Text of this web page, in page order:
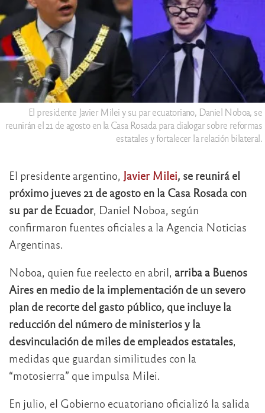
El presidente Javier Milei y su par ecuatoriano, Daniel Noboa, se
reunirán el 21 de agosto en la Casa Rosada para dialogar sobre reformas
estatales y fortalecer la relación bilateral.
El presidente argentino, Javier Milei, se reunirá el
próximo jueves 21 de agosto en la Casa Rosada con
su par de Ecuador, Daniel Noboa, según
confirmaron fuentes oficiales a la Agencia Noticias
Argentinas.
Noboa, quien fue reelecto en abril, arriba a Buenos
Aires en medio de la implementación de un severo
plan de recorte del gasto público, que incluye la
reducción del número de ministerios y la
desvinculación de miles de empleados estatales,
medidas que guardan similitudes con la
“motosierra” que impulsa Milei.
En julio, el Gobierno ecuatoriano oficializó la salida